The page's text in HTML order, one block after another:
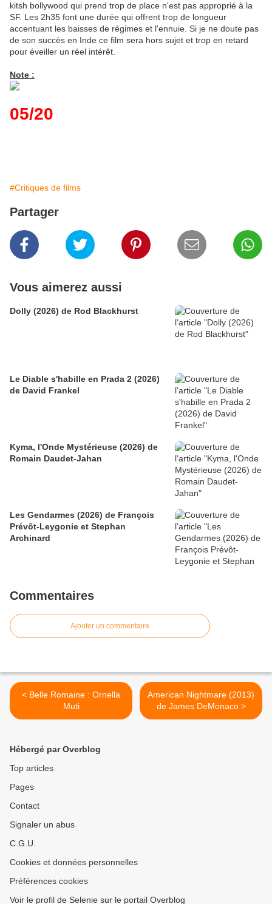
kitsh bollywood qui prend trop de place n'est pas approprié à la
SF. Les 2h35 font une durée qui offrent trop de longueur
accentuant les baisses de régimes et l'ennuie. Si je ne doute pas
de son succès en Inde ce film sera hors sujet et trop en retard
pour éveiller un réel intérêt.
Note :
05/20
#Critiques de films
Partager
Vous aimerez aussi
Dolly (2026) de Rod Blackhurst
Le Diable s'habille en Prada 2 (2026)
de David Frankel
Kyma, l'Onde Mystérieuse (2026) de
Romain Daudet-Jahan
Les Gendarmes (2026) de François
Prévôt-Leygonie et Stephan
Archinard
Commentaires
Ajouter un commentaire
< Belle Romaine : Ornella
Muti
American Nightmare (2013)
de James DeMonaco >
Hébergé par Overblog
Top articles
Pages
Contact
Signaler un abus
C.G.U.
Cookies et données personnelles
Préférences cookies
Voir le profil de Selenie sur le portail Overblog